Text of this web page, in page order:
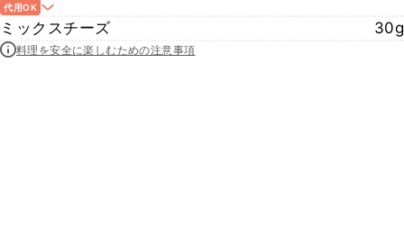
代用OK
ミックスチーズ 30g
料理を安全に楽しむための注意事項